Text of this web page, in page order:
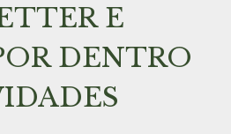
E
DENTRO